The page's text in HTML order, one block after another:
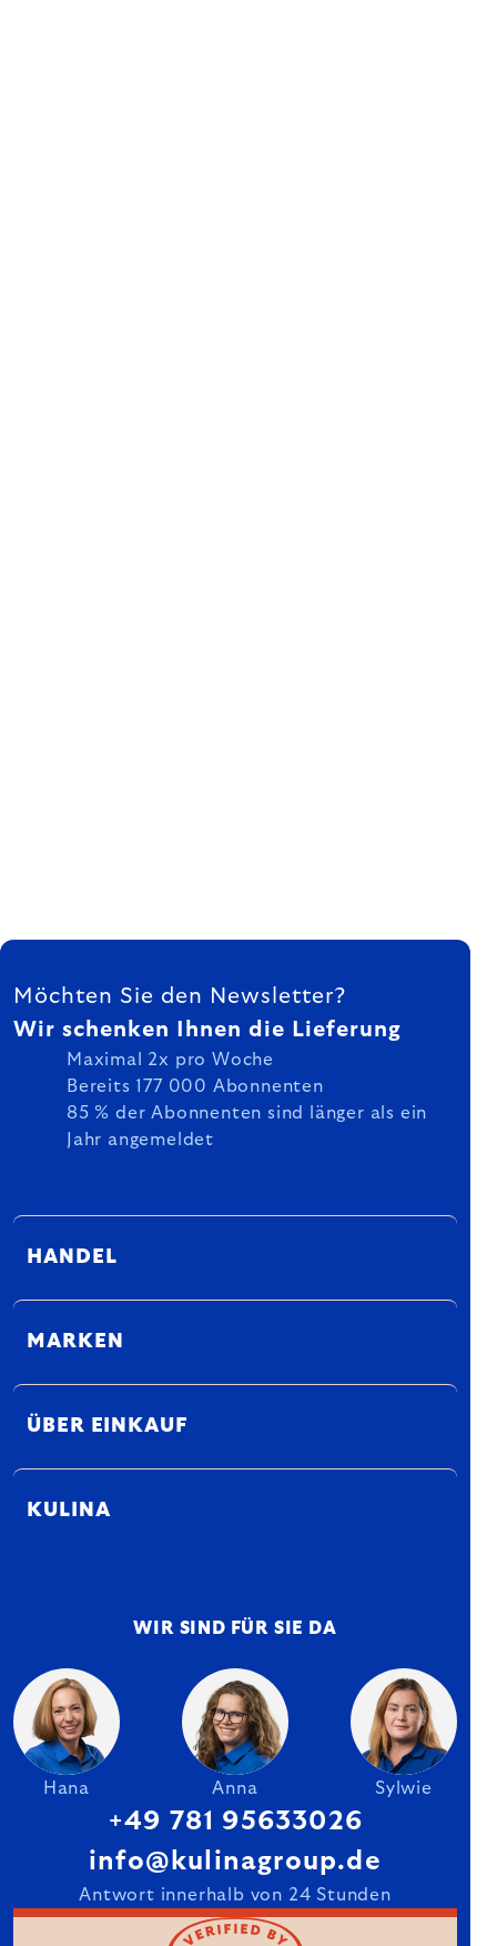
FUSSZEILE
Möchten Sie den Newsletter?
Wir schenken Ihnen die Lieferung
Maximal 2x pro Woche
Bereits 177 000 Abonnenten
85 % der Abonnenten sind länger als ein
Jahr angemeldet
HANDEL
MARKEN
ÜBER EINKAUF
KULINA
WIR SIND FÜR SIE DA
Hana Anna Sylwie
+49 781 95633026
info@kulinagroup.de
Antwort innerhalb von 24 Stunden